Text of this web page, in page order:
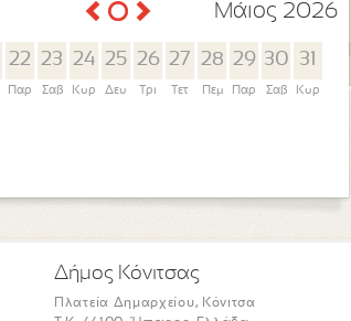
Μάιος 2026
22
Παρ
23
Σαβ
24
Κυρ
25
Δευ
26
Τρι
27
Τετ
28
Πεμ
29
Παρ
30
Σαβ
31
Κυρ
Δήμος Κόνιτσας
Πλατεία Δημαρχείου, Κόνιτσα